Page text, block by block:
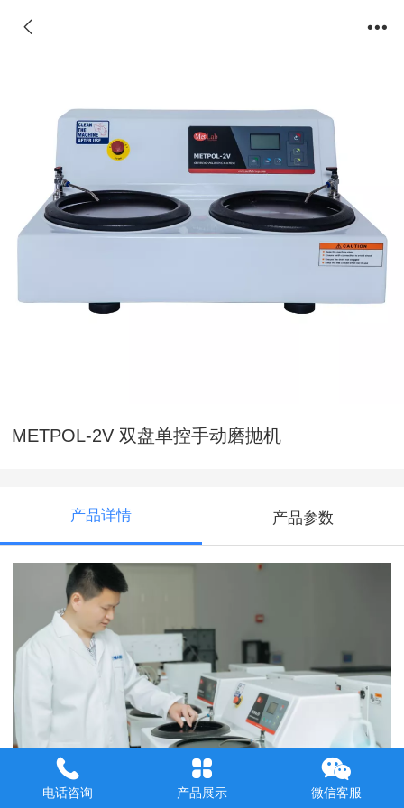
METPOL-2V 双盘单控手动磨抛机
产品详情 产品参数
电话咨询 产品展示 微信客服